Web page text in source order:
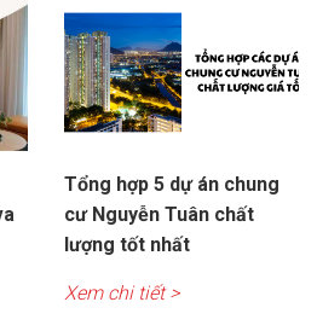
Tổng hợp 5 dự án chung
cư Nguyễn Tuân chất
lượng tốt nhất
Xem chi tiết >